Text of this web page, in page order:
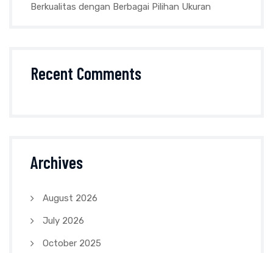
Berkualitas dengan Berbagai Pilihan Ukuran
Recent Comments
Archives
August 2026
July 2026
October 2025